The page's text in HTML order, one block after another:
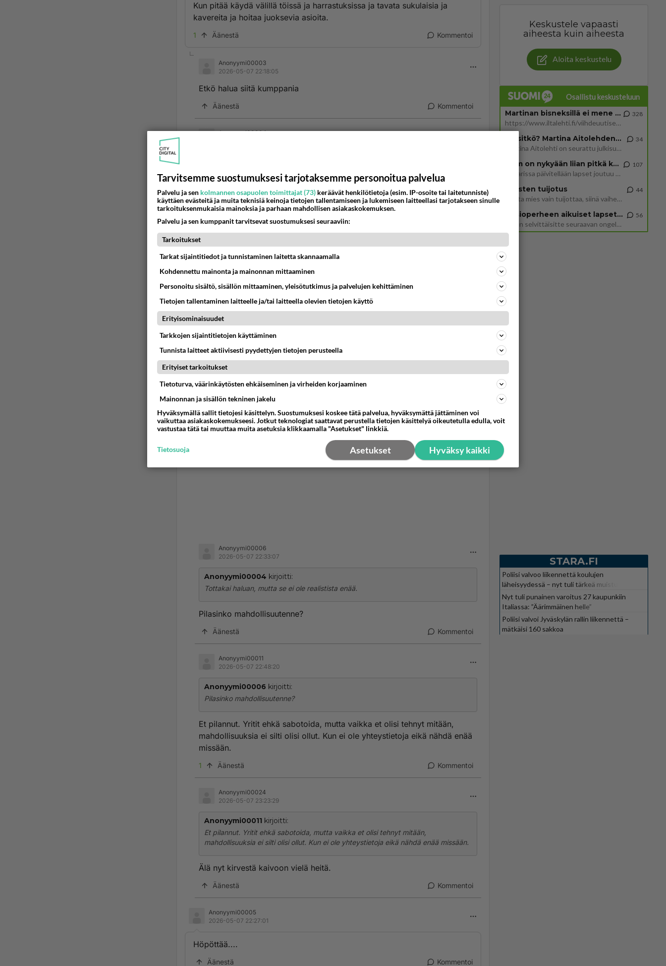
Kun pitää käydä välillä töissä ja harrastuksissa ja tavata sukulaisia ja
kavereita ja hoitaa juoksevia asioita.
1 Äänestä Kommentoi
Anonyymi00003
2026-05-07 22:18:05
Etkö halua siitä kumppania
Äänestä Kommentoi
Anonyymi00004
Etkö halua siitä kumppania
Tottakai haluan, mutta se ei ole realistista enää.
Anonyymi00006
2026-05-07 22:33:07
Anonyymi00004 kirjoitti:
Tottakai haluan, mutta se ei ole realistista enää.
Pilasinko mahdollisuutenne?
Äänestä Kommentoi
Anonyymi00011
2026-05-07 22:48:20
Anonyymi00006 kirjoitti:
Pilasinko mahdollisuutenne?
Et pilannut. Yritit ehkä sabotoida, mutta vaikka et olisi tehnyt mitään,
mahdollisuuksia ei silti olisi ollut. Kun ei ole yhteystietoja eikä nähdä enää
missään.
1 Äänestä Kommentoi
Anonyymi00024
2026-05-07 23:23:29
Anonyymi00011 kirjoitti:
Et pilannut. Yritit ehkä sabotoida, mutta vaikka et olisi tehnyt mitään,
mahdollisuuksia ei silti olisi ollut. Kun ei ole yhteystietoja eikä nähdä enää missään.
Älä nyt kirvestä kaivoon vielä heitä.
Äänestä Kommentoi
Anonyymi00005
2026-05-07 22:27:01
Höpöttää....
Äänestä Kommentoi
Keskustele vapaasti
aiheesta kuin aiheesta
Aloita keskustelu
Osallistu keskusteluun
Martinan bisneksillä ei mene hyvin
https://www.iltalehti.fi/viihdeuutiset/a/c46da6ab-340f-4790-aaa7-0865eed2336 Yrityksen konkurssihakemus on tullut kärä
328
Tiesitkö? Martina Aitolehden isäpuoli on tämä suosittu laulaja
Martina Aitolehti on seurattu julkisuuden henkilö. Lähipiiriin mahtuu muitakin tunnettuja henkilöitä. Tiesitkö, että Ma
34
2 km on nykyään liian pitkä koulumatka
Hesarissa päivitellään lapset joutuu nyt kulkemaan 2 km kouluun jösses. Ruostefillarilla tuo matka menee vaikka miten äk
107
Miesten tuijotus
Mutta mies vain tuijottaa, siinä vaiheessa käännän itse pään pois. Mikä juttu? Yleensä jos joku tuijottaa tai katsoo, hä
44
Uusioperheen aikuiset lapset tyhjentää jääkaapin käydessään
Miten selvittäisitte seuraavan ongelman, meillä on uusioperhe, minulla teini-ikäiset lapset ja puolisolla aikuiset, jotk
56
STARA.FI
Poliisi valvoo liikennettä koulujen
läheisyydessä – nyt tuli tärkeä muistutus
Nyt tuli punainen varoitus 27 kaupunkiin
Italiassa: ”Äärimmäinen helle”
Poliisi valvoi Jyväskylän rallin liikennettä –
mätkäisi 160 sakkoa
Tarvitsemme suostumuksesi tarjotaksemme personoitua palvelua
Palvelu ja sen kolmannen osapuolen toimittajat (73) keräävät henkilötietoja (esim. IP-osoite tai laitetunniste)
käyttäen evästeitä ja muita teknisiä keinoja tietojen tallentamiseen ja lukemiseen laitteellasi tarjotakseen sinulle
tarkoituksenmukaisia mainoksia ja parhaan mahdollisen asiakaskokemuksen.
Palvelu ja sen kumppanit tarvitsevat suostumuksesi seuraaviin:
Tarkoitukset
Tarkat sijaintitiedot ja tunnistaminen laitetta skannaamalla
Kohdennettu mainonta ja mainonnan mittaaminen
Personoitu sisältö, sisällön mittaaminen, yleisötutkimus ja palvelujen kehittäminen
Tietojen tallentaminen laitteelle ja/tai laitteella olevien tietojen käyttö
Erityisominaisuudet
Tarkkojen sijaintitietojen käyttäminen
Tunnista laitteet aktiivisesti pyydettyjen tietojen perusteella
Erityiset tarkoitukset
Tietoturva, väärinkäytösten ehkäiseminen ja virheiden korjaaminen
Mainonnan ja sisällön tekninen jakelu
Hyväksymällä sallit tietojesi käsittelyn. Suostumuksesi koskee tätä palvelua, hyväksymättä jättäminen voi
vaikuttaa asiakaskokemukseesi. Jotkut teknologiat saattavat perustella tietojen käsittelyä oikeutetulla edulla, voit
vastustaa tätä tai muuttaa muita asetuksia klikkaamalla "Asetukset" linkkiä.
Hyväksy kaikki
Asetukset
Tietosuoja